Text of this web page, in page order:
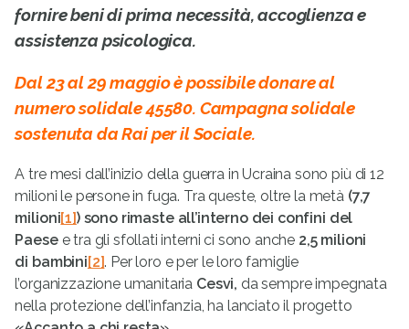
fornire beni di prima necessità, accoglienza e
assistenza psicologica.
Dal 23 al 29 maggio è possibile donare al
numero solidale 45580. Campagna solidale
sostenuta da Rai per il Sociale.
A tre mesi dall’inizio della guerra in Ucraina sono più di 12
milioni le persone in fuga. Tra queste, oltre la metà (7,7
milioni[1]) sono rimaste all’interno dei confini del
Paese e tra gli sfollati interni ci sono anche 2,5 milioni
di bambini[2]. Per loro e per le loro famiglie
l’organizzazione umanitaria Cesvi, da sempre impegnata
nella protezione dell’infanzia, ha lanciato il progetto